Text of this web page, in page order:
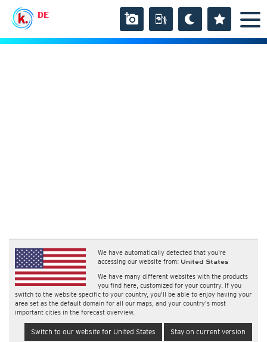
DE
We have automatically detected that you're
accessing our website from: United States
We have many different websites with the products
you find here, customized for your country. If you
switch to the website specific to your country, you'll be able to enjoy having your
area set as the default domain for all our maps, and your country's most
important cities in the forecast overview.
Switch to our website for United States Stay on current version